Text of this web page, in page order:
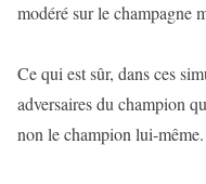
modéré sur le champagne
Ce qui est sûr, dans ces
adversaires du champion
non le champion lui-même.